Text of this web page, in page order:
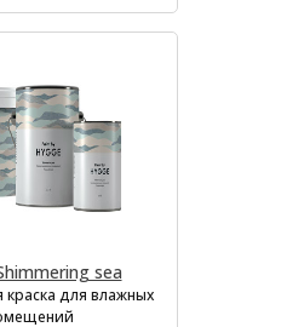
sea
краска для влажных